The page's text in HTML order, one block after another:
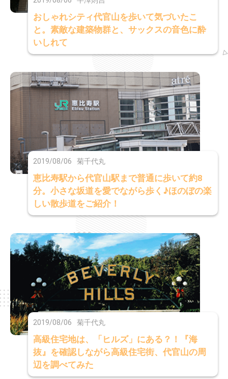
おしゃれシティ代官山を歩いて気づいたこ
と。素敵な建築物群と、サックスの音色に酔
いしれて
2019/08/06 菊千代丸
恵比寿駅から代官山駅まで普通に歩いて約8
分。小さな坂道を愛でながら歩く♪ほのぼの楽
しい散歩道をご紹介！
2019/08/06 菊千代丸
高級住宅地は、「ヒルズ」にある？！『海
抜』を確認しながら高級住宅街、代官山の周
辺を調べてみた